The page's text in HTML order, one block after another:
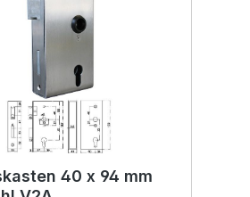
40 x 94 mm